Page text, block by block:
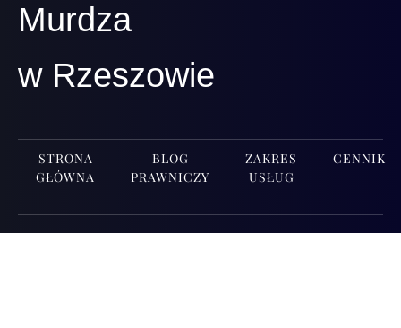
Murdza
w Rzeszowie
STRONA
GŁÓWNA
BLOG
PRAWNICZY
ZAKRES
USŁUG
CENNIK